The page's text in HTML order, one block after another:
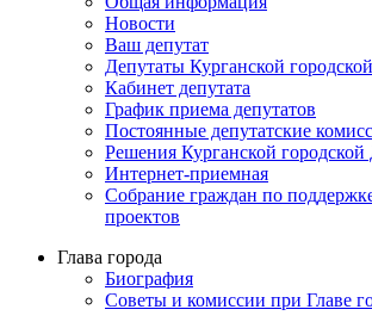
Новости
Ваш депутат
Депутаты Курганской
Кабинет депутата
График приема депутатов
Постоянные депутатские
Решения Курганской
Интернет-приемная
Собрание граждан по
проектов
Глава города
Биография
Советы и комиссии при Главе